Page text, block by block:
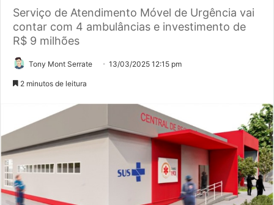
Serviço de Atendimento Móvel de Urgência vai
contar com 4 ambulâncias e investimento de
R$ 9 milhões
Tony Mont Serrate 13/03/2025 12:15 pm
2 minutos de leitura